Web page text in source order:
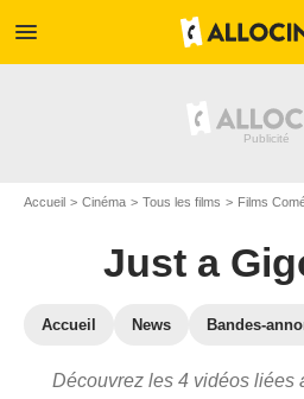
menu
Accueil Cinéma Tous les films Films
Just a
Accueil News Bandes-
Découvrez les 4 vidéos liées